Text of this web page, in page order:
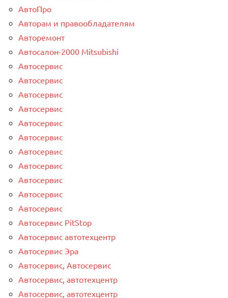
АвтоПро
Авторам и правообладателям
Авторемонт
Автосалон-2000 Mitsubishi
Автосервис
Автосервис
Автосервис
Автосервис
Автосервис
Автосервис
Автосервис
Автосервис
Автосервис
Автосервис
Автосервис
Автосервис PitStop
Автосервис автотехцентр
Автосервис Эра
Автосервис, Автосервис
Автосервис, автотехцентр
Автосервис, автотехцентр